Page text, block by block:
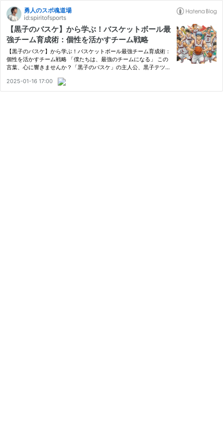
勇人のスポ魂道場
id:spiritofsports
【黒子のバスケ】から学ぶ！バスケットボール最
強チーム育成術：個性を活かすチーム戦略
【黒子のバスケ】から学ぶ！バスケットボール最強チーム育成術：
個性を活かすチーム戦略 「僕たちは、最強のチームになる」 この
言葉、心に響きませんか？「黒子のバスケ」の主人公、黒子テツヤ
教えてくれます。 「チームを強くしたいけど、どうすればいいん…
2025-01-16 17:00